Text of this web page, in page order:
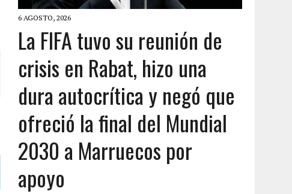
6 AGOSTO, 2026
La FIFA tuvo su reunión de
crisis en Rabat, hizo una
dura autocrítica y negó que
ofreció la final del Mundial
2030 a Marruecos por
apoyo